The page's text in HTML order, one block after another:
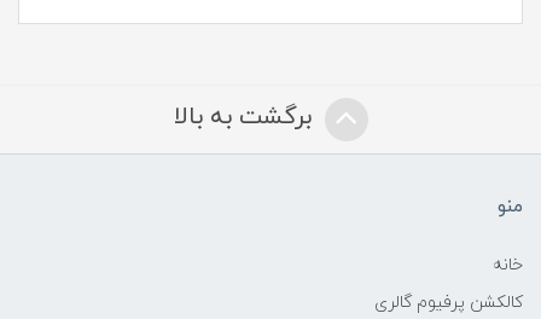
برگشت به بالا
منو
خانه
کالکشن پرفیوم گالری